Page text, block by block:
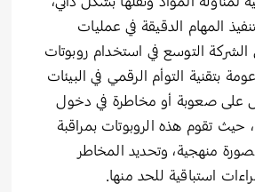
المهام الدقيقة في عمليات
التوسع في استخدام روبوتات
بتقنية التوأم الرقمي في البيئات
على صعوبة أو مخاطرة في دخول
حيث تقوم هذه الروبوتات بمراقبة
منهجية، وتحديد المخاطر
استباقية للحد منها.